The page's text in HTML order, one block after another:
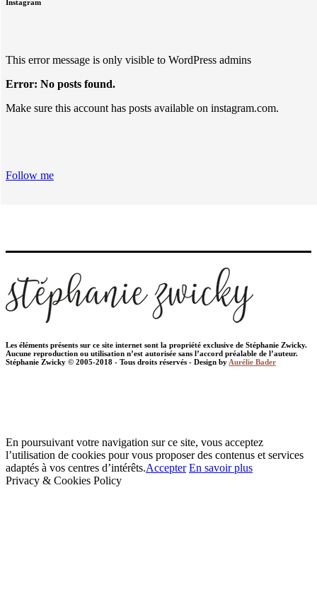
Instagram
This error message is only visible to WordPress admins
Error: No posts found.
Make sure this account has posts available on instagram.com.
Follow me
Les éléments présents sur ce site internet sont la propriété exclusive de Stéphanie Zwicky.
Aucune reproduction ou utilisation n’est autorisée sans l’accord préalable de l’auteur.
Stéphanie Zwicky © 2005-2018 - Tous droits réservés - Design by Aurélie Bader
En poursuivant votre navigation sur ce site, vous acceptez
l’utilisation de cookies pour vous proposer des contenus et services
adaptés à vos centres d’intérêts.Accepter En savoir plus
Privacy & Cookies Policy